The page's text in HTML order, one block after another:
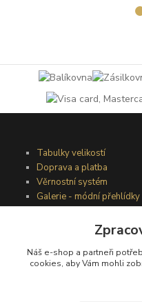
Tabulky velikostí
Doprava a platba
Věrnostní systém
Galerie - módní přehlídky
Obchodní podmínky
Náš e-shop a partneři
cookies, aby Vám mohli